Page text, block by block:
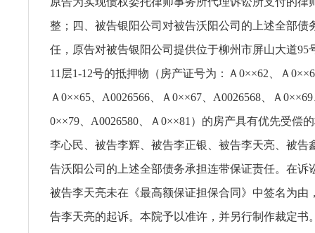
整；四、被告银阳公司对被告沃阳公司的上述全部债
任，原告对被告银阳公司提供位于柳州市屏山大道95
11层1-12号的抵押物（房产证号为：Ａ0××62、Ａ
Ａ0××65、A0026566、Ａ0××67、A0026568、Ａ
0××79、A0026580、Ａ0××81）的房产具有优先受偿
李心民、被告李辉、被告李正银、被告李天亮、被告
告沃阳公司的上述全部债务承担连带保证责任。在诉
被告李天亮未在《最高额保证担保合同》中签名为由
告李天亮的起诉。本院予以准许，并另行制作裁定书